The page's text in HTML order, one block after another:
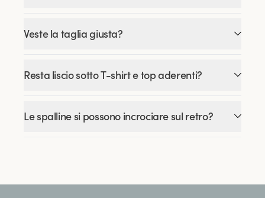
Veste la taglia giusta?
Resta liscio sotto T-shirt e top aderenti?
Le spalline si possono incrociare sul retro?